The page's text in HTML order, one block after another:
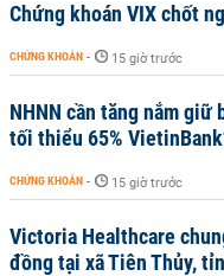
Chứng khoán VIX chốt
CHỨNG KHOÁN - 15 giờ trước
NHNN cần tăng nắm giữ
tối thiểu 65%
CHỨNG KHOÁN - 15 giờ trước
Victoria Healthcare
đồng tại xã Tiên Thủy,